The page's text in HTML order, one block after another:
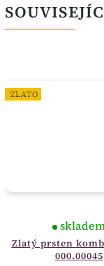
ZLATO
Zlatý prsten
000.00045